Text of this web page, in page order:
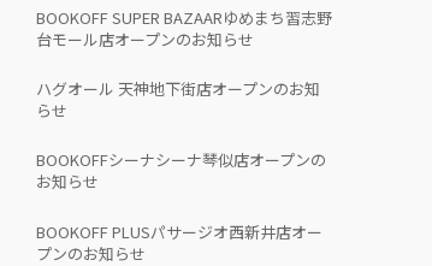
BOOKOFF SUPER BAZAARゆめまち習志野
台モール店オープンのお知らせ
ハグオール 天神地下街店オープンのお知
らせ
BOOKOFFシーナシーナ琴似店オープンの
お知らせ
BOOKOFF PLUSパサージオ西新井店オー
プンのお知らせ